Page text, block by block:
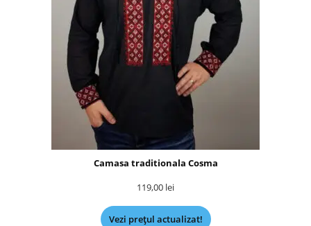
Camasa traditionala Cosma
119,00 lei
Vezi prețul actualizat!